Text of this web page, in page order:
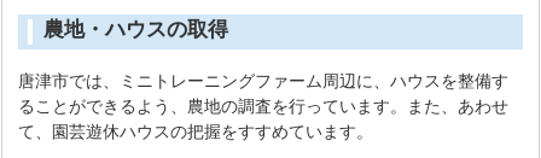
農地・ハウスの取得
唐津市では、ミニトレーニングファーム周辺に、ハウスを整備す
ることができるよう、農地の調査を行っています。また、あわせ
て、園芸遊休ハウスの把握をすすめています。